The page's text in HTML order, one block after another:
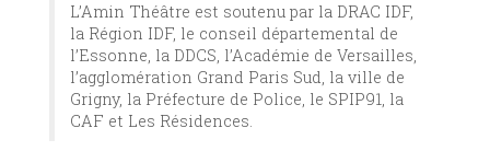
L’Amin Théâtre est soutenu par la DRAC IDF,
la Région IDF, le conseil départemental de
l’Essonne, la DDCS, l’Académie de Versailles,
l’agglomération Grand Paris Sud, la ville de
Grigny, la Préfecture de Police, le SPIP91, la
CAF et Les Résidences.